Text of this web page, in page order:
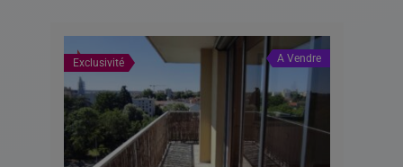
Exclusivité A Vendre